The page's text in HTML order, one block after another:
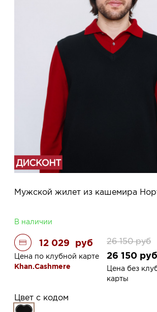
Мужской жилет из кашемира
В наличии
12 029 руб
Цена по клубной карте
Khan.Cashmere
26 150 руб
26 150 руб
Цена без
карты
Цвет с кодом